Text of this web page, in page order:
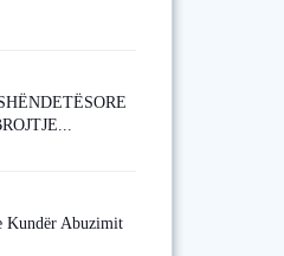
Kundër Abuzimit